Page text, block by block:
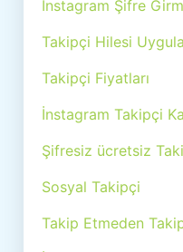
İnstagram Şifre
Takipçi Hilesi
Takipçi Fiyatları
İnstagram Takipçi
Şifresiz ücretsiz
Sosyal Takipçi
Takip Etmeden